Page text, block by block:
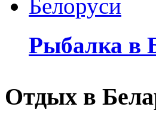
Рыбалка в
Отдых в